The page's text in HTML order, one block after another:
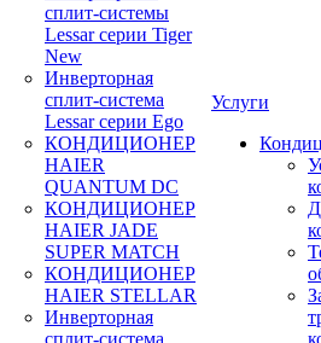
сплит-системы
Lessar серии Tiger
New
Инверторная
сплит-система
Lessar серии Ego
КОНДИЦИОНЕР
HAIER
QUANTUM DC
КОНДИЦИОНЕР
HAIER JADE
SUPER MATCH
КОНДИЦИОНЕР
HAIER STELLAR
Инверторная
сплит-система
Услуги